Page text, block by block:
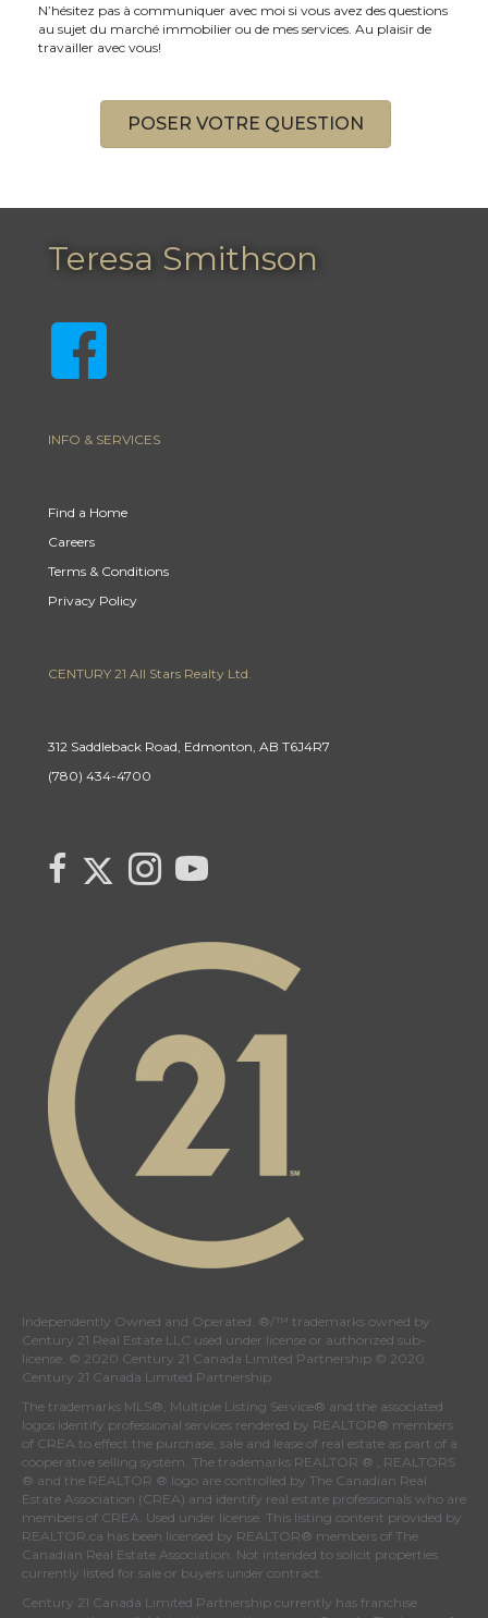
N’hésitez pas à communiquer avec moi si vous avez des questions
au sujet du marché immobilier ou de mes services. Au plaisir de
travailler avec vous!
POSER VOTRE QUESTION
Teresa Smithson
INFO & SERVICES
Find a Home
Careers
Terms & Conditions
Privacy Policy
CENTURY 21 All Stars Realty Ltd.
312 Saddleback Road, Edmonton, AB T6J4R7
(780) 434-4700
link to Century 21 Canada's facebook page
Link to Century 21 Canada's Twitter page
Link to Century 21 Canada's Instagram page
link to Century 21 Canada's YouTube page
Independently Owned and Operated. ®/™ trademarks owned by
Century 21 Real Estate LLC used under license or authorized sub-
license. © 2020 Century 21 Canada Limited Partnership © 2020
Century 21 Canada Limited Partnership
The trademarks MLS®, Multiple Listing Service® and the associated
logos identify professional services rendered by REALTOR® members
of CREA to effect the purchase, sale and lease of real estate as part of a
cooperative selling system. The trademarks REALTOR ® , REALTORS
® and the REALTOR ® logo are controlled by The Canadian Real
Estate Association (CREA) and identify real estate professionals who are
members of CREA . Used under license. This listing content provided by
REALTOR.ca has been licensed by REALTOR® members of The
Canadian Real Estate Association . Not intended to solicit properties
currently listed for sale or buyers under contract.
Century 21 Canada Limited Partnership currently has franchise